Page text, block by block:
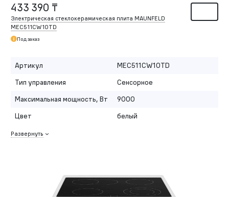
433 390 ₸
Электрическая стеклокерамическая плита MAUNFELD
MEC511CW10TD
Под заказ
Артикул
MEC511CW10TD
Тип управления
Сенсорное
Максимальная мощность, Вт
9000
Цвет
белый
Развернуть